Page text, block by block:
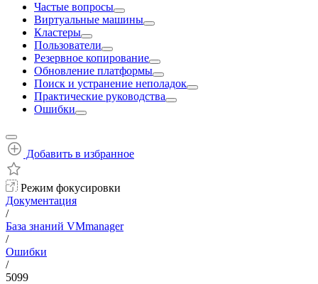
Частые вопросы
Виртуальные машины
Кластеры
Пользователи
Резервное копирование
Обновление платформы
Поиск и устранение неполадок
Практические руководства
Ошибки
Добавить в избранное
Режим фокусировки
Документация
/
База знаний VMmanager
/
Ошибки
/
5099